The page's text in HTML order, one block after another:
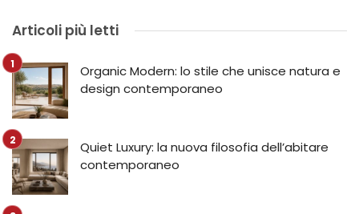
Articoli più letti
Organic Modern: lo stile che unisce natura e
design contemporaneo
Quiet Luxury: la nuova filosofia dell’abitare
contemporaneo